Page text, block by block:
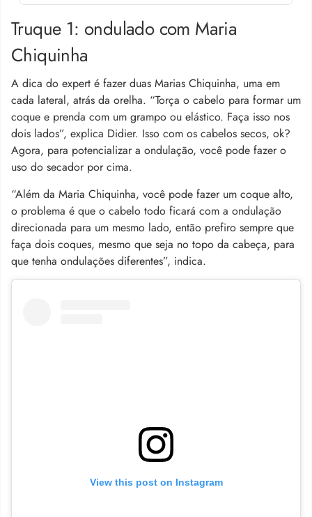
Truque 1: ondulado com Maria
Chiquinha
A dica do expert é fazer duas Marias Chiquinha, uma em
cada lateral, atrás da orelha. “Torça o cabelo para formar um
coque e prenda com um grampo ou elástico. Faça isso nos
dois lados”, explica Didier. Isso com os cabelos secos, ok?
Agora, para potencializar a ondulação, você pode fazer o
uso do secador por cima.
“Além da Maria Chiquinha, você pode fazer um coque alto,
o problema é que o cabelo todo ficará com a ondulação
direcionada para um mesmo lado, então prefiro sempre que
faça dois coques, mesmo que seja no topo da cabeça, para
que tenha ondulações diferentes”, indica.
View this post on Instagram